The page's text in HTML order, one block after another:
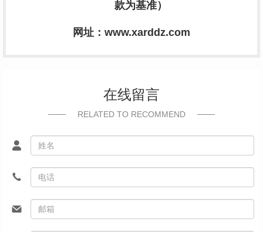
款为基准）
网址：www.xarddz.com
在线留言
RELATED TO RECOMMEND